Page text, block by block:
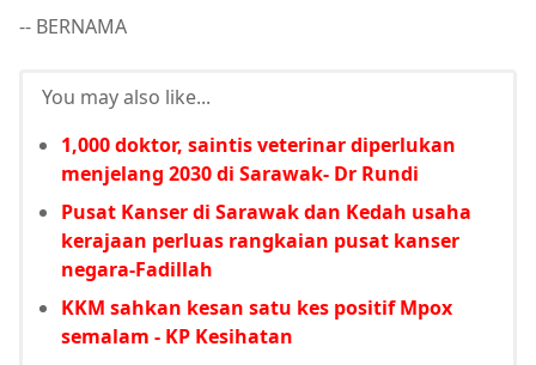
-- BERNAMA
You may also like...
1,000 doktor, saintis veterinar diperlukan
menjelang 2030 di Sarawak- Dr Rundi
Pusat Kanser di Sarawak dan Kedah usaha
kerajaan perluas rangkaian pusat kanser
negara-Fadillah
KKM sahkan kesan satu kes positif Mpox
semalam - KP Kesihatan